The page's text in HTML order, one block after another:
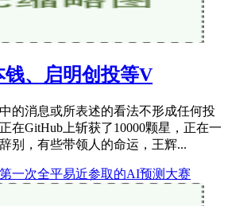
钱、启明创投等V
的消息或所表述的看法不形成任何投
在GitHub上斩获了10000颗星，正在一
别，有些带领人的命运，王辉...